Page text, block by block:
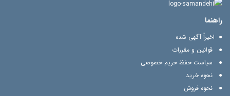
راهنما
اخیراً آگهی شده
قوانین و مقررات
سیاست حفظ حریم خصوصی
نحوه خرید
نحوه فروش